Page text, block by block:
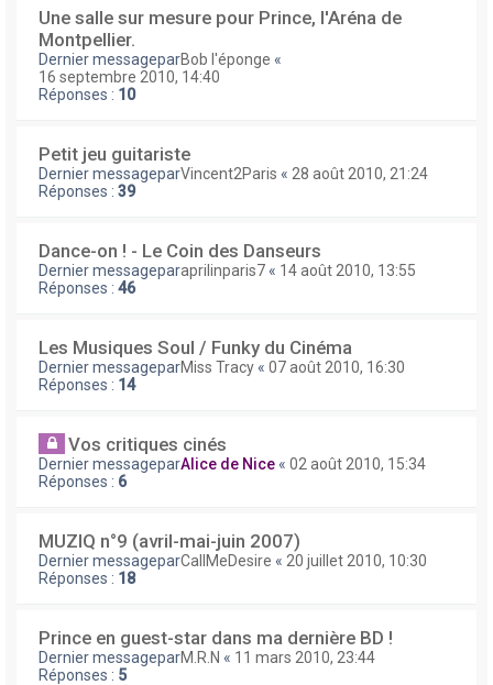
Une salle sur mesure pour Prince, l'Aréna de
Montpellier.
Dernier messageparBob l'éponge «
16 septembre 2010, 14:40
Réponses : 10
Petit jeu guitariste
Dernier messageparVincent2Paris « 28 août 2010, 21:24
Réponses : 39
Dance-on ! - Le Coin des Danseurs
Dernier messageparaprilinparis7 « 14 août 2010, 13:55
Réponses : 46
Les Musiques Soul / Funky du Cinéma
Dernier messageparMiss Tracy « 07 août 2010, 16:30
Réponses : 14
Vos critiques cinés
Dernier messageparAlice de Nice « 02 août 2010, 15:34
Réponses : 6
MUZIQ n°9 (avril-mai-juin 2007)
Dernier messageparCallMeDesire « 20 juillet 2010, 10:30
Réponses : 18
Prince en guest-star dans ma dernière BD !
Dernier messageparM.R.N « 11 mars 2010, 23:44
Réponses : 5